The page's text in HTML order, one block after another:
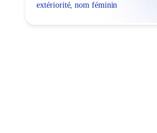
extériorité, nom féminin